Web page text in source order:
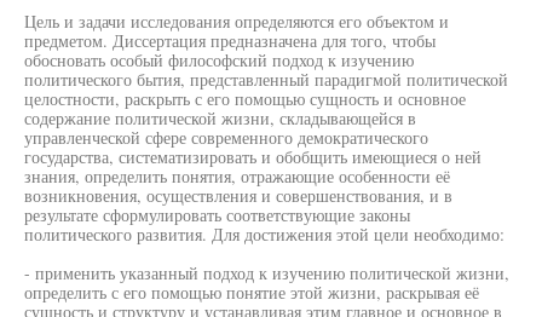
Цель и задачи исследования определяются его объектом и
предметом. Диссертация предназначена для того, чтобы
обосновать особый философский подход к изучению
политического бытия, представленный парадигмой политической
целостности, раскрыть с его помощью сущность и основное
содержание политической жизни, складывающейся в
управленческой сфере современного демократического
государства, систематизировать и обобщить имеющиеся о ней
знания, определить понятия, отражающие особенности её
возникновения, осуществления и совершенствования, и в
результате сформулировать соответствующие законы
политического развития. Для достижения этой цели необходимо:
- применить указанный подход к изучению политической жизни,
определить с его помощью понятие этой жизни, раскрывая её
сущность и структуру и устанавливая этим главное и основное в